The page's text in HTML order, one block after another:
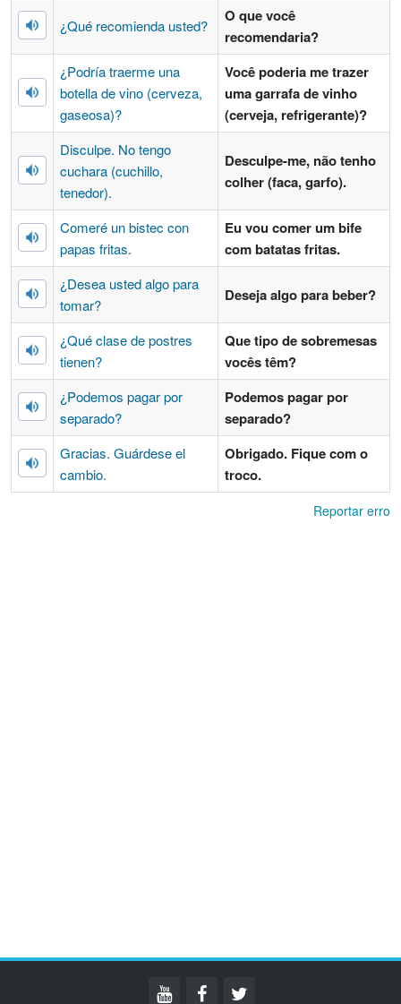
¿Qué recomienda usted?
O que você
recomendaria?
¿Podría traerme una
botella de vino (cerveza,
gaseosa)?
Você poderia me trazer
uma garrafa de vinho
(cerveja, refrigerante)?
Disculpe. No tengo
cuchara (cuchillo,
tenedor).
Desculpe-me, não tenho
colher (faca, garfo).
Comeré un bistec con
papas fritas.
Eu vou comer um bife
com batatas fritas.
¿Desea usted algo para
tomar?
Deseja algo para beber?
¿Qué clase de postres
tienen?
Que tipo de sobremesas
vocês têm?
¿Podemos pagar por
separado?
Podemos pagar por
separado?
Gracias. Guárdese el
cambio.
Obrigado. Fique com o
troco.
Reportar erro